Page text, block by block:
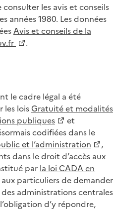
les avis et conseils
années 1980. Les données
Avis et conseils de la
.
le cadre légal a été
les loisGratuité et modalités
publiques
et
codifiées dans le
et l’administration
,
dans le droit d’accès aux
par la loi CADA en
particuliers de demander
administrations centrales
d’y répondre,